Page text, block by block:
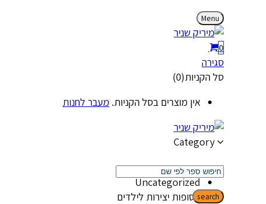
Menu
0
סגירה
סל הקניות(0)
אין מוצרים בסל הקניות. מעבר לחנות
Category
קטגוריות
Uncategorized
אסופות יצירות לילדיםsearch